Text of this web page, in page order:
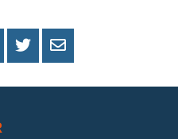
PARTAGER
PARTAGER
PARTAGER